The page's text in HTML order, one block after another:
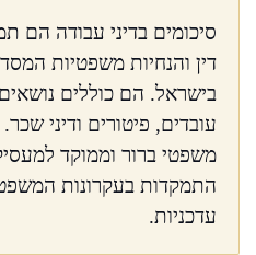
סיכומים בדיני עבודה הם
דין והנחיות משפטיות
בישראל. הם כוללים
עובדים, פיטורים ודיני
משפטי ברור וממוקד
התמקדות בעקרונות
עדכניות.